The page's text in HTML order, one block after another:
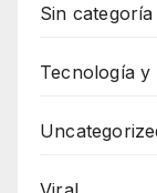
Sin categoría
Tecnología y